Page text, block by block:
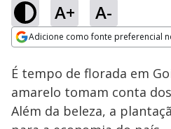
A+ A-
Adicione como fonte preferencial
Ativar
96.71%
É tempo de florada em
amarelo tomam conta dos
Além da beleza, a